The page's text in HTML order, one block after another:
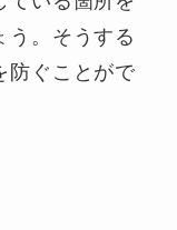
う。そうする
防ぐことがで